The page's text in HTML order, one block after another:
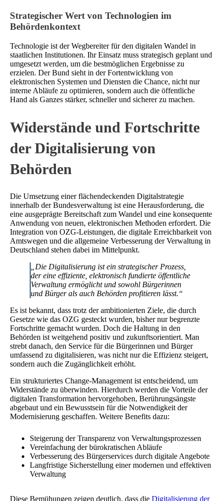
Strategischer Wert von Technologien im
Behördenkontext
Technologie ist der Wegbereiter für den digitalen Wandel in
staatlichen Institutionen. Ihr Einsatz muss strategisch geplant und
umgesetzt werden, um die bestmöglichen Ergebnisse zu
erzielen. Der Bund sieht in der Fortentwicklung von
elektronischen Systemen und Diensten die Chance, nicht nur
interne Abläufe zu optimieren, sondern auch die öffentliche
Hand als Ganzes stärker, schneller und sicherer zu machen.
Widerstände und Fortschritte
der Digitalisierung von
Behörden
Die Umsetzung einer flächendeckenden Digitalstrategie
innerhalb der Bundesverwaltung ist eine Herausforderung, die
eine ausgeprägte Bereitschaft zum Wandel und eine konsequente
Anwendung von neuen, elektronischen Methoden erfordert. Die
Integration von OZG-Leistungen, die digitale Erreichbarkeit von
Amtswegen und die allgemeine Verbesserung der Verwaltung in
Deutschland stehen dabei im Mittelpunkt.
„Die Digitalisierung ist ein strategischer Prozess,
der eine effiziente, elektronisch fundierte öffentliche
Verwaltung ermöglicht und sowohl Bürgerinnen
und Bürger als auch Behörden profitieren lässt.“
Es ist bekannt, dass trotz der ambitionierten Ziele, die durch
Gesetze wie das OZG gesteckt wurden, bisher nur begrenzte
Fortschritte gemacht wurden. Doch die Haltung in den
Behörden ist weitgehend positiv und zukunftsorientiert. Man
strebt danach, den Service für die Bürgerinnen und Bürger
umfassend zu digitalisieren, was nicht nur die Effizienz steigert,
sondern auch die Zugänglichkeit erhöht.
Ein strukturiertes Change-Management ist entscheidend, um
Widerstände zu überwinden. Hierdurch werden die Vorteile der
digitalen Transformation hervorgehoben, Berührungsängste
abgebaut und ein Bewusstsein für die Notwendigkeit der
Modernisierung geschaffen. Weitere Benefits dazu:
Steigerung der Transparenz von Verwaltungsprozessen
Vereinfachung der bürokratischen Abläufe
Verbesserung des Bürgerservices durch digitale Angebote
Langfristige Sicherstellung einer modernen und effektiven
Verwaltung
Diese Bemühungen zeigen deutlich, dass die Digitalisierung der